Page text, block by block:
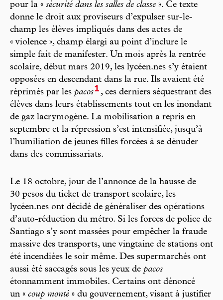
pour la « sécurité dans les salles de classe ». Ce texte
donne le droit aux proviseurs d’expulser sur-le-
champ les élèves impliqués dans des actes de
« violence », champ élargi au point d’inclure le
simple fait de manifester. Un mois après la rentrée
scolaire, début mars 2019, les lycéen.nes s’y étaient
opposées en descendant dans la rue. Ils avaient été
réprimés par les pacos1 , ces derniers séquestrant des
élèves dans leurs établissements tout en les inondant
de gaz lacrymogène. La mobilisation a repris en
septembre et la répression s’est intensifiée, jusqu’à
l’humiliation de jeunes filles forcées à se dénuder
dans des commissariats.
Le 18 octobre, jour de l’annonce de la hausse de
30 pesos du ticket de transport scolaire, les
lycéen.nes ont décidé de généraliser des opérations
d’auto-réduction du métro. Si les forces de police de
Santiago s’y sont massées pour empêcher la fraude
massive des transports, une vingtaine de stations ont
été incendiées le soir même. Des supermarchés ont
aussi été saccagés sous les yeux de pacos
étonnamment immobiles. Certains ont dénoncé
un « coup monté » du gouvernement, visant à justifier